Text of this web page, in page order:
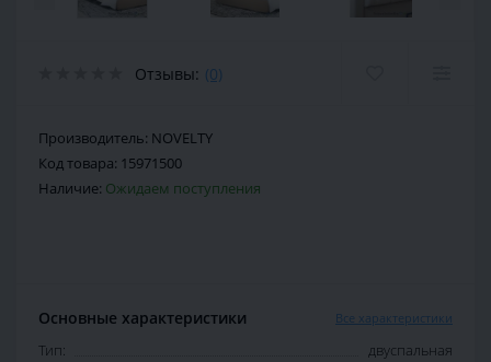
Отзывы: (0)
Производитель: NOVELTY
Код товара: 15971500
Наличие: Ожидаем поступления
Основные характеристики Все характеристики
Тип:
двуспальная